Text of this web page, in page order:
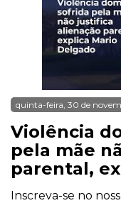
quinta-feira, 30 de
Violência
pela mãe
parental,
Inscreva-se no